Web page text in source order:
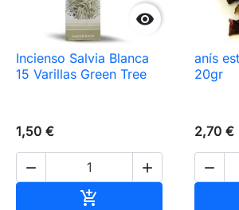

Incienso Salvia Blanca
15 Varillas Green Tree
1,50 €
 

anís
20gr
2,70 €
